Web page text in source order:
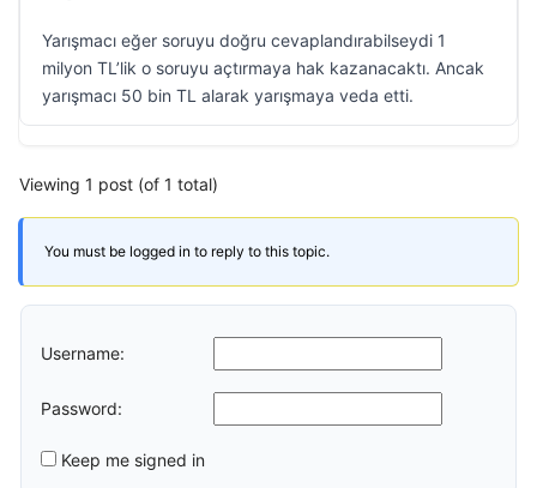
Yarışmacı eğer soruyu doğru cevaplandırabilseydi 1
milyon TL’lik o soruyu açtırmaya hak kazanacaktı. Ancak
yarışmacı 50 bin TL alarak yarışmaya veda etti.
Viewing 1 post (of 1 total)
You must be logged in to reply to this topic.
Username:
Password:
Keep me signed in